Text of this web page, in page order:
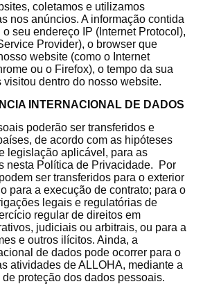
coletamos e utilizamos
nos anúncios. A informação contida
seu endereço IP (Internet Protocol),
Provider), o browser que
website (como o Internet
ou o Firefox), o tempo da sua
dentro do nosso website.
INTERNACIONAL DE DADOS
poderão ser transferidos e
de acordo com as hipóteses
legislação aplicável, para as
nesta Política de Privacidade. Por
ser transferidos para o exterior
para a execução de contrato; para o
legais e regulatórias de
regular de direitos em
judiciais ou arbitrais, ou para a
e outros ilícitos. Ainda, a
de dados pode ocorrer para o
atividades de ALLOHA, mediante a
proteção dos dados pessoais.